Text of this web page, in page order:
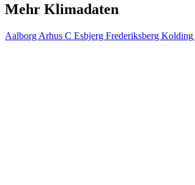
Mehr Klimadaten
Aalborg Arhus C Esbjerg Frederiksberg Kolding